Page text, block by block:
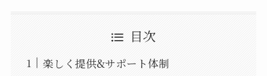
目次
楽しく提供&サポート体制